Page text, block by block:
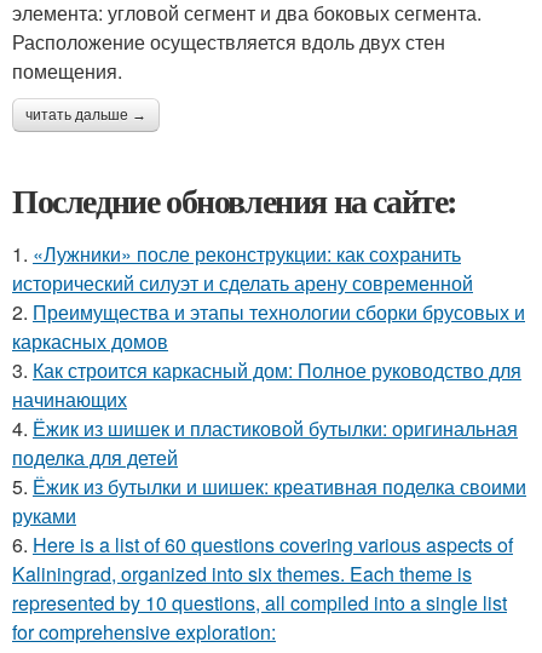
элемента: угловой сегмент и два боковых сегмента.
Расположение осуществляется вдоль двух стен
помещения.
читать дальше →
Последние обновления на сайте:
1. «Лужники» после реконструкции: как сохранить
исторический силуэт и сделать арену современной
2. Преимущества и этапы технологии сборки брусовых и
каркасных домов
3. Как строится каркасный дом: Полное руководство для
начинающих
4. Ёжик из шишек и пластиковой бутылки: оригинальная
поделка для детей
5. Ёжик из бутылки и шишек: креативная поделка своими
руками
6. Here is a list of 60 questions covering various aspects of
Kaliningrad, organized into six themes. Each theme is
represented by 10 questions, all compiled into a single list
for comprehensive exploration: